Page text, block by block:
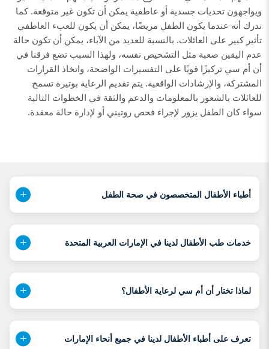
ويواجهون تحديات جسدية أو عاطفية يمكن أن تكون غير متوقعة. كما
ندرك أنه عندما يكون الطفل مريضًا، يمكن أن يكون للعبء العاطفي
تأثير كبير على العائلات. بالنسبة للعديد من الآباء، يمكن أن تكون حالة
عدم اليقين صعبة مثل التشخيص نفسه، ولهذا السبب تضع فرقنا في
أن أم سي تركيزًا قويًا على التفسيرات الواضحة، واتخاذ القرارات
المشتركة، والإرشادات الواقعية. يتم تقديم الرعاية بوتيرة تسمح
للعائلات بالشعور بالمعلومات والدعم والثقة في الخطوات التالية
سواء كان الطفل يزور لإجراء فحص روتيني أو لإدارة حالة معقدة.
أطباء الأطفال المتخصصون في صحة الطفل
خدمات طب الأطفال لدينا في الإمارات العربية المتحدة
لماذا تختار أن أم سي لرعاية الأطفال؟
تعرف على أطباء الأطفال لدينا في جميع أنحاء الإمارات